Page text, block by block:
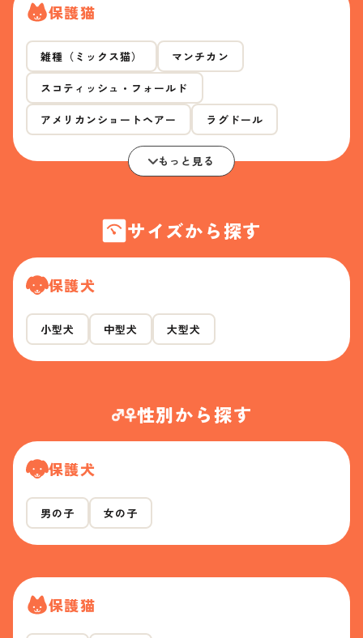
保護猫
雑種（ミックス猫） マンチカン
スコティッシュ・フォールド
アメリカンショートヘアー ラグドール
もっと見る
サイズから探す
保護犬
小型犬 中型犬 大型犬
性別から探す
保護犬
男の子 女の子
保護猫